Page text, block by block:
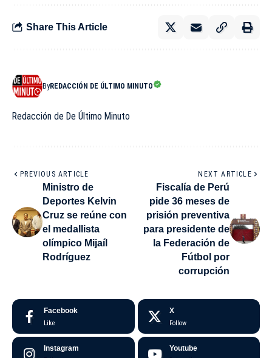
Share This Article
ByREDACCIÓN DE ÚLTIMO MINUTO
Redacción de De Último Minuto
PREVIOUS ARTICLE
Ministro de
Deportes Kelvin
Cruz se reúne con
el medallista
olímpico Mijaíl
Rodríguez
NEXT ARTICLE
Fiscalía de Perú
pide 36 meses de
prisión preventiva
para presidente de
la Federación de
Fútbol por
corrupción
Facebook
Like
X
Follow
Instagram Youtube